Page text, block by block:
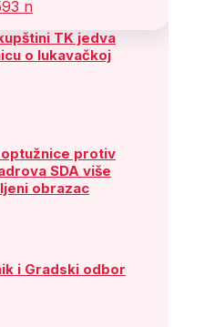
TK jedva
o lukavačkoj
optužnice protiv
SDA više
obrazac
i Gradski odbor